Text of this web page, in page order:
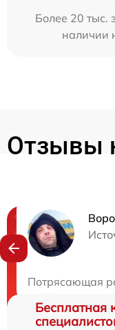
Более 20 тыс.
наличии
Отзывы
Потрясающая
Нужна
Бесплатная